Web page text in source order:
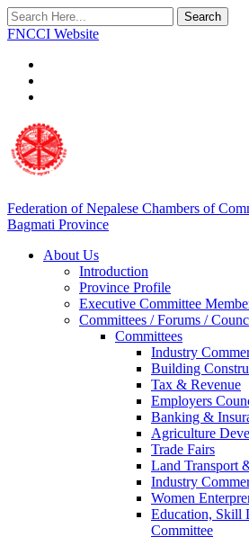
Search
FNCCI Website
Federation of Nepalese Chambers of
Bagmati Province
About Us
Introduction
Province Profile
Executive Committee
Committees / Forums /
Committees
Industry
Building
Tax & Revenue
Employers
Banking &
Agriculture
Trade Fairs
Land Transport
Industry
Women
Education, Skill
Committee